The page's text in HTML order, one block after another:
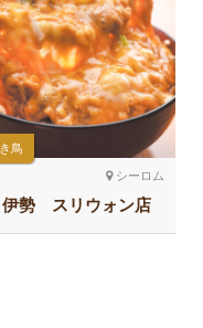
シーロム
鳥
伊勢 スリウォン店